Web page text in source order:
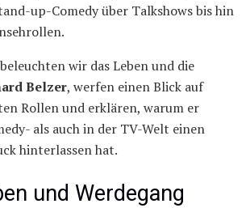
up-Comedy über Talkshows bis hin
wir das Leben und die
Belzer, werfen einen Blick auf
Rollen und erklären, warum er
als auch in der TV-Welt einen
hinterlassen hat.
und Werdegang